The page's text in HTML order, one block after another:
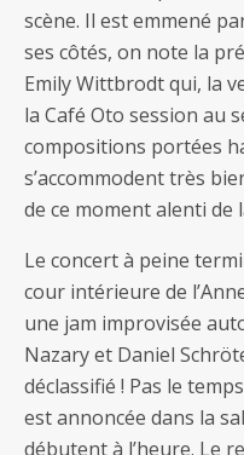
scène. Il est emmené
ses côtés, on note la
Emily Wittbrodt qui, la
la Café Oto session au
compositions portées
s’accommodent très
de ce moment alenti de
Le concert à peine
cour intérieure de
une jam improvisée
Nazary et Daniel
déclassifié ! Pas le
est annoncée dans la
débutent à l’heure. Le